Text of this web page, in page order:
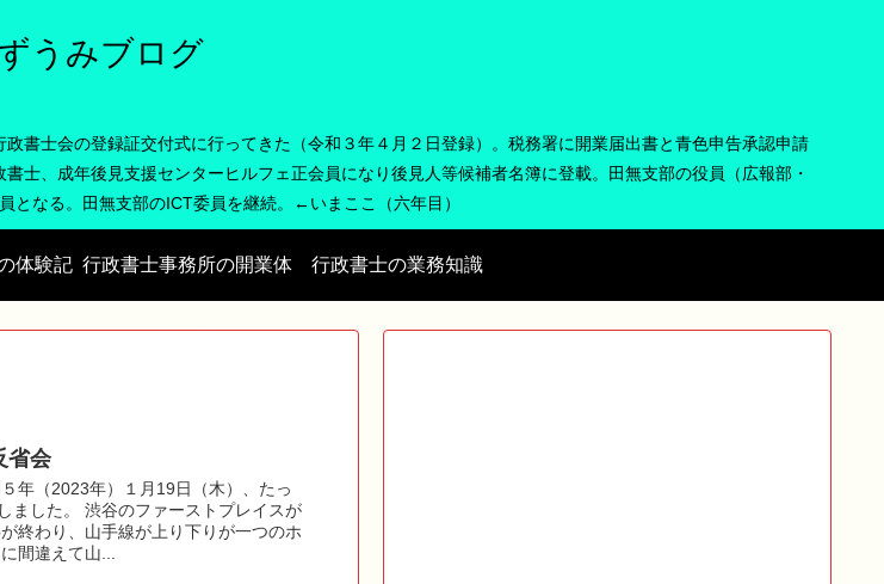
うみブログ
書士会の登録証交付式に行ってきた（令和３年４月２日登録）。税務署に開業届出書と青色申告承認申請
士、成年後見支援センターヒルフェ正会員になり後見人等候補者名簿に登載。田無支部の役員（広報部・
となる。田無支部のICT委員を継続。←いまここ（六年目）
体験記 行政書士事務所の開業体
験記
行政書士の業務知識
省会
年（2023年）１月19日（木）、たっ
ました。 渋谷のファーストプレイスが
終わり、山手線が上り下りが一つのホ
間違えて山...